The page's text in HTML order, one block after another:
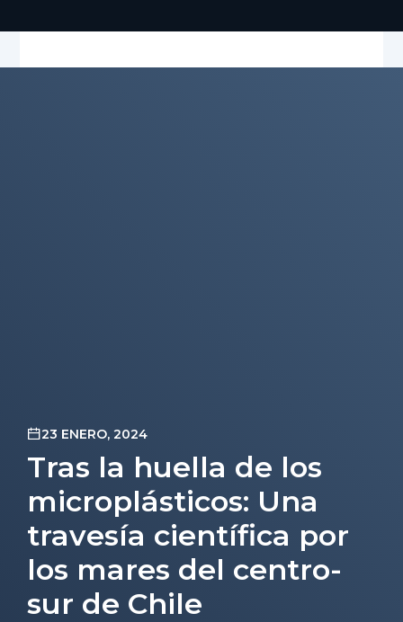
23 ENERO, 2024
Tras la huella de los
microplásticos: Una
travesía científica por
los mares del centro-
sur de Chile